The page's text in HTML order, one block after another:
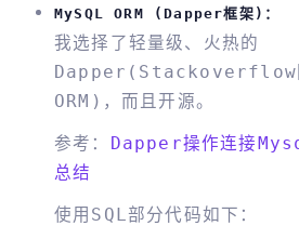
MySQL ORM (Dapper框架)：
我选择了轻量级、火热的
Dapper(stackoverflow网
ORM)，而且开源。
参考： Dapper操作连接
总结
使用SQL部分代码如下：